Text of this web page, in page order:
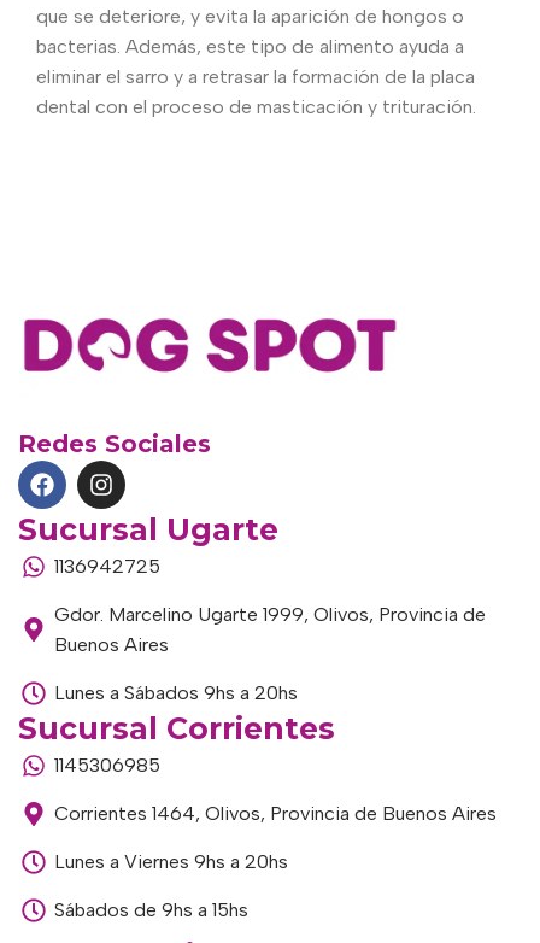
que se deteriore, y evita la aparición de hongos o
bacterias. Además, este tipo de alimento ayuda a
eliminar el sarro y a retrasar la formación de la placa
dental con el proceso de masticación y trituración.
Redes Sociales
Sucursal Ugarte
1136942725
Gdor. Marcelino Ugarte 1999, Olivos, Provincia de
Buenos Aires
Lunes a Sábados 9hs a 20hs
Sucursal Corrientes
1145306985
Corrientes 1464, Olivos, Provincia de Buenos Aires
Lunes a Viernes 9hs a 20hs
Sábados de 9hs a 15hs